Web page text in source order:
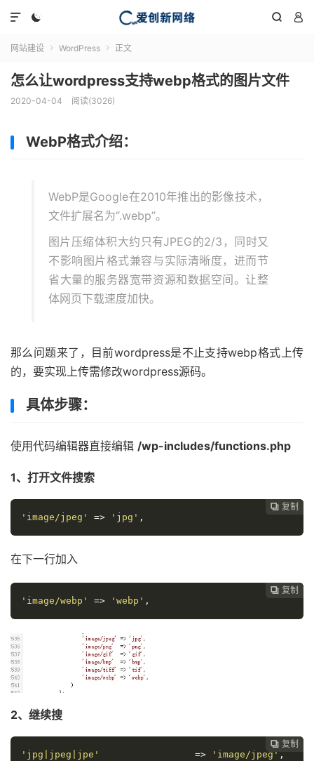
  

网站建设  WordPress  正文
怎么让wordpress支持webp格式的图片文件
2020-04-04 阅读(3026)
WebP格式介绍：
WebP是Google在2010年推出的影像技术，
文件扩展名为“.webp”。
图片压缩体积大约只有JPEG的2/3，同时又
不影响图片格式兼容与实际清晰度，进而节
省大量的服务器宽带资源和数据空间。让整
体网页下载速度加快。
那么问题来了，目前wordpress是不止支持webp格式上传
的，要实现上传需修改wordpress源码。
具体步骤：
使用代码编辑器直接编辑 /wp-includes/functions.php
1、打开文件搜索
 复制
 复制
 复制
 复制
 复制
 复制
'image/jpeg'
=> 'jpg' ,
在下一行加入
 复制
 复制
 复制
 复制
 复制
'image/webp'
=> 'webp' ,
2、继续搜
 复制
 复制
 复制
 复制
'jpg|jpeg|jpe'
=> 'image/jpeg' ,